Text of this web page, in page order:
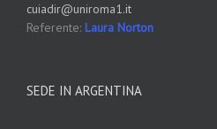
cuiadir@uniroma1.it
Referente: Laura Norton
SEDE IN ARGENTINA